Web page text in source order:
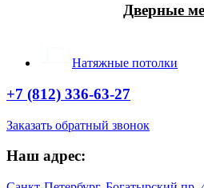
Дверные
Натяжные потолки
+7 (812) 336-63-27
Заказать обратный звонок
Наш адрес: